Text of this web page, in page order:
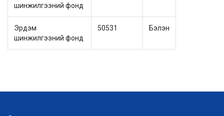
шинжилгээний фонд
Эрдэм
шинжилгээний фонд
50531 Бэлэн